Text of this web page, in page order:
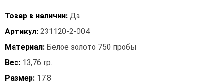
Товар в наличии: Да
Артикул: 231120-2-004
Материал: Белое золото 750 пробы
Вес: 13,76 гр.
Размер: 17.8